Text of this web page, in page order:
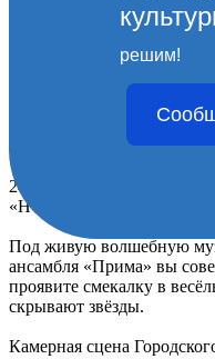
решим!
НОВЫЙ
24 декабря приглашаем
«НОВЫЙ ГОД С
Под живую волшебную
ансамбля «Прима» вы
проявите смекалку в
скрывают звёзды.
Камерная сцена